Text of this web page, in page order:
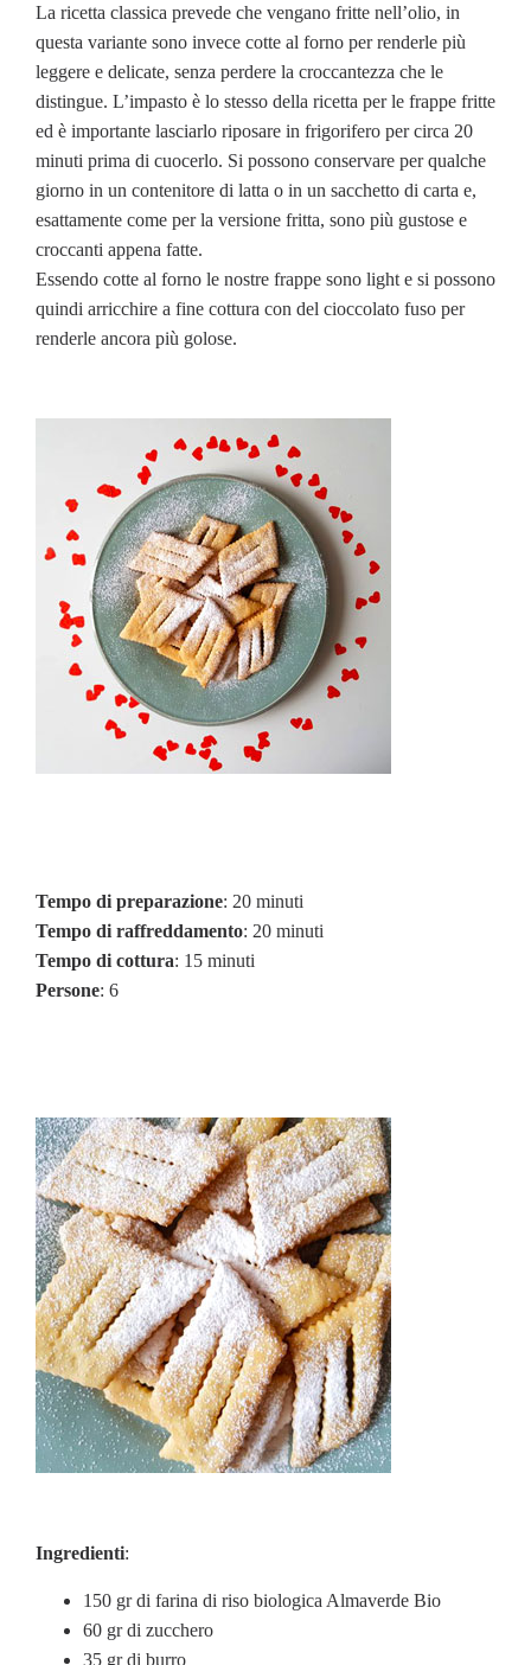
La ricetta classica prevede che vengano fritte nell’olio, in
questa variante sono invece cotte al forno per renderle più
leggere e delicate, senza perdere la croccantezza che le
distingue. L’impasto è lo stesso della ricetta per le frappe fritte
ed è importante lasciarlo riposare in frigorifero per circa 20
minuti prima di cuocerlo. Si possono conservare per qualche
giorno in un contenitore di latta o in un sacchetto di carta e,
esattamente come per la versione fritta, sono più gustose e
croccanti appena fatte.
Essendo cotte al forno le nostre frappe sono light e si possono
quindi arricchire a fine cottura con del cioccolato fuso per
renderle ancora più golose.
Tempo di preparazione: 20 minuti
Tempo di raffreddamento: 20 minuti
Tempo di cottura: 15 minuti
Persone: 6
Ingredienti:
150 gr di farina di riso biologica Almaverde Bio
60 gr di zucchero
35 gr di burro